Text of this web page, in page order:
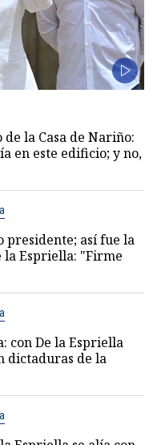
la Casa de Nariño:
en este edificio; y no,
presidente; así fue la
la Espriella: "Firme
con De la Espriella
dictaduras de la